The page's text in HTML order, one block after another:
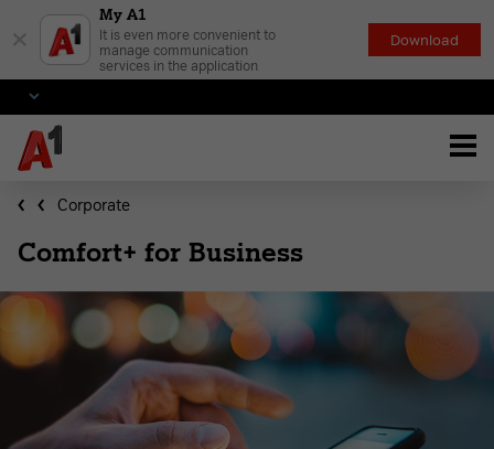
My A1
It is even more convenient to
manage communication
services in the application
Download
Corporate
Comfort+ for Business